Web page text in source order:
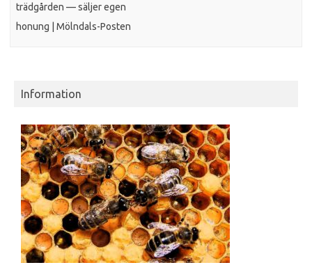
trädgården — säljer egen
honung | Mölndals-Posten
Information